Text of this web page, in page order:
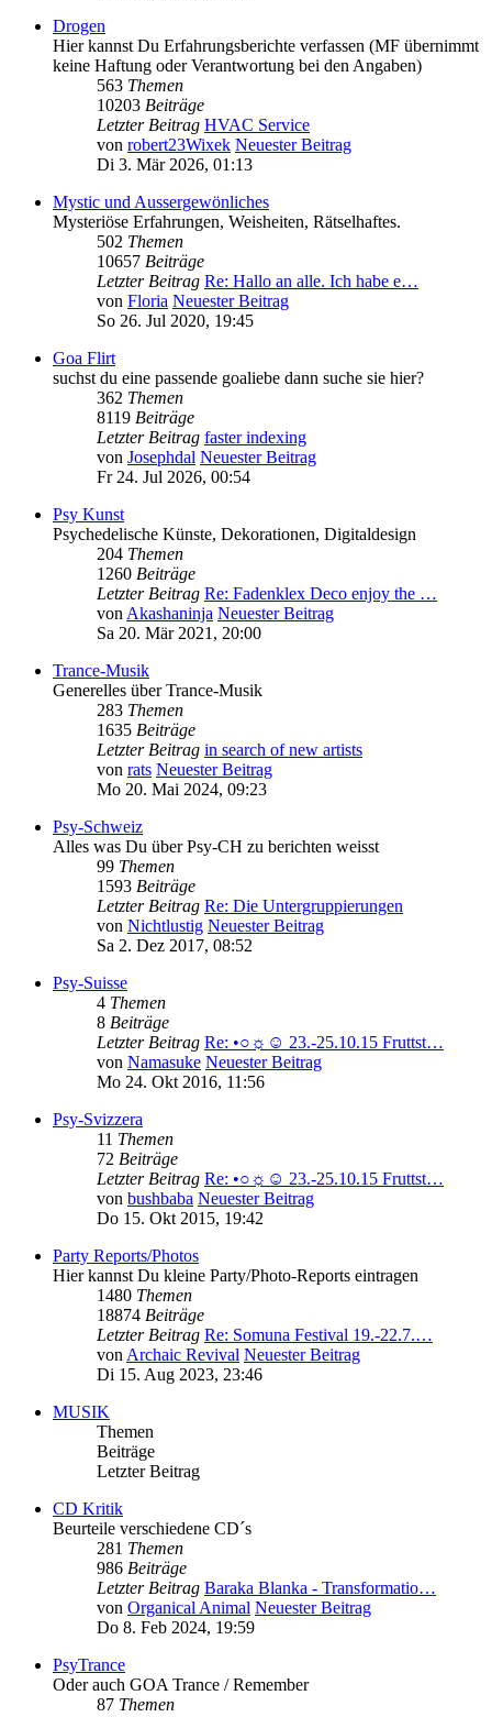
Drogen
Hier kannst Du Erfahrungsberichte verfassen (MF übernimmt
keine Haftung oder Verantwortung bei den Angaben)
563 Themen
10203 Beiträge
Letzter Beitrag HVAC Service
von robert23Wixek Neuester Beitrag
Di 3. Mär 2026, 01:13
Mystic und Aussergewönliches
Mysteriöse Erfahrungen, Weisheiten, Rätselhaftes.
502 Themen
10657 Beiträge
Letzter Beitrag Re: Hallo an alle. Ich habe e…
von Floria Neuester Beitrag
So 26. Jul 2020, 19:45
Goa Flirt
suchst du eine passende goaliebe dann suche sie hier?
362 Themen
8119 Beiträge
Letzter Beitrag faster indexing
von Josephdal Neuester Beitrag
Fr 24. Jul 2026, 00:54
Psy Kunst
Psychedelische Künste, Dekorationen, Digitaldesign
204 Themen
1260 Beiträge
Letzter Beitrag Re: Fadenklex Deco enjoy the …
vonAkashaninja Neuester Beitrag
Sa 20. Mär 2021, 20:00
Trance-Musik
Generelles über Trance-Musik
283 Themen
1635 Beiträge
Letzter Beitrag in search of new artists
von rats Neuester Beitrag
Mo 20. Mai 2024, 09:23
Psy-Schweiz
Alles was Du über Psy-CH zu berichten weisst
99 Themen
1593 Beiträge
Letzter Beitrag Re: Die Untergruppierungen
von Nichtlustig Neuester Beitrag
Sa 2. Dez 2017, 08:52
Psy-Suisse
4 Themen
8 Beiträge
Letzter Beitrag Re: •○☼☺ 23.-25.10.15 Fruttst…
von Namasuke Neuester Beitrag
Mo 24. Okt 2016, 11:56
Psy-Svizzera
11 Themen
72 Beiträge
Letzter Beitrag Re: •○☼☺ 23.-25.10.15 Fruttst…
von bushbaba Neuester Beitrag
Do 15. Okt 2015, 19:42
Party Reports/Photos
Hier kannst Du kleine Party/Photo-Reports eintragen
1480 Themen
18874 Beiträge
Letzter Beitrag Re: Somuna Festival 19.-22.7.…
vonArchaic Revival Neuester Beitrag
Di 15. Aug 2023, 23:46
MUSIK
Themen
Beiträge
Letzter Beitrag
CD Kritik
Beurteile verschiedene CD´s
281 Themen
986 Beiträge
Letzter Beitrag Baraka Blanka - Transformatio…
von Organical Animal Neuester Beitrag
Do 8. Feb 2024, 19:59
PsyTrance
Oder auch GOA Trance / Remember
87 Themen